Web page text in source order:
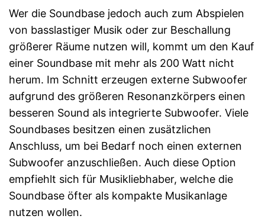
Wer die Soundbase jedoch auch zum Abspielen
von basslastiger Musik oder zur Beschallung
größerer Räume nutzen will, kommt um den Kauf
einer Soundbase mit mehr als 200 Watt nicht
herum. Im Schnitt erzeugen externe Subwoofer
aufgrund des größeren Resonanzkörpers einen
besseren Sound als integrierte Subwoofer. Viele
Soundbases besitzen einen zusätzlichen
Anschluss, um bei Bedarf noch einen externen
Subwoofer anzuschließen. Auch diese Option
empfiehlt sich für Musikliebhaber, welche die
Soundbase öfter als kompakte Musikanlage
nutzen wollen.